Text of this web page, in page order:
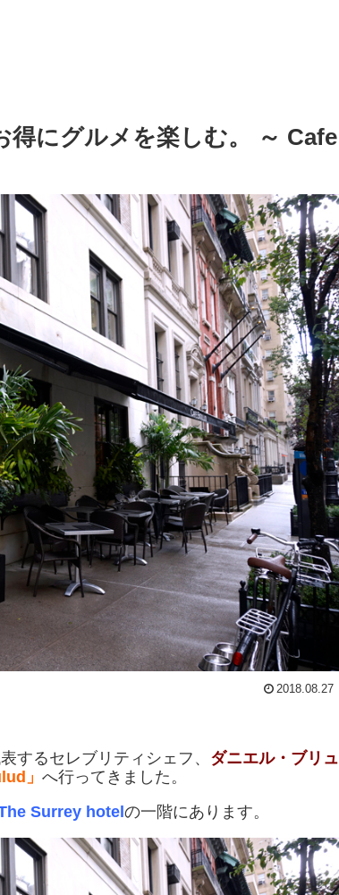
得にグルメを楽しむ。 ～ Cafe
2018.08.27
するセレブリティシェフ、 ダニエル・ブリュ
」 へ行ってきました。
Surrey hotel の一階にあります。